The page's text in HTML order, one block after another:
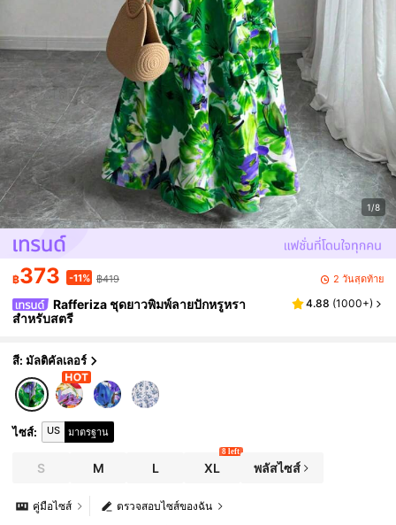
1/8
฿373 -11% ฿419 2 วันสุดท้าย
Rafferiza ชุดยาวพิมพ์ลายปักหรูหรา
สำหรับสตรี
4.88 (1000+)
สี: มัลติคัลเลอร์
ไซส์: US มาตรฐาน
S M L XL
8 left
พลัสไซส์
ตรวจสอบไซส์ของฉัน
คู่มือไซส์